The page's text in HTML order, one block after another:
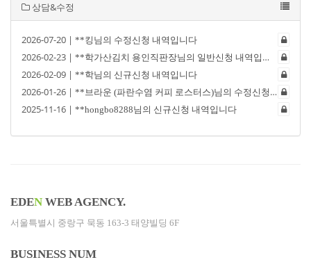
상담&수정
2026-07-20 | **킹님의 수정신청 내역입니다
2026-02-23 | **학가산김치 용인직판장님의 일반신청 내역입니다
2026-02-09 | **학님의 신규신청 내역입니다
2026-01-26 | **브라운 (파란수염 커피 로스터스)님의 수정신청 내역입니다
2025-11-16 | **hongbo8288님의 신규신청 내역입니다
EDEN WEB AGENCY.
서울특별시 중랑구 묵동 163-3 태양빌딩 6F
BUSINESS NUM